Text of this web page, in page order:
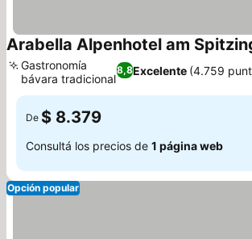
Arabella Alpenhotel am
8,8Excelente (4.759
Gastronomía
bávara tradicional
De $ 8.379
Consultá los precios de 1 página web
Opción popular